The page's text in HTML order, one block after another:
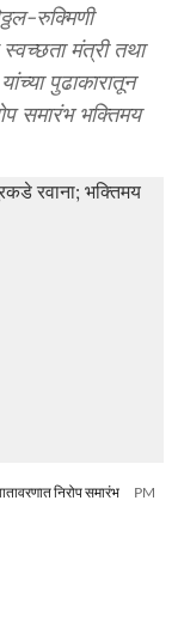
रुक्मिणी
स्वच्छता मंत्री तथा
पुढाकारातून
समारंभ भक्तिमय
निरोप समारंभ PM